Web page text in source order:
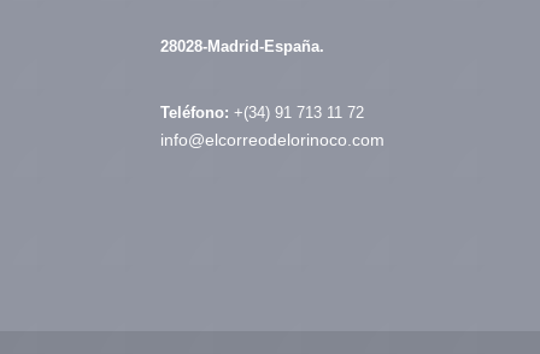
28028-Madrid-España.
Teléfono: +(34) 91 713 11 72
info@elcorreodelorinoco.com